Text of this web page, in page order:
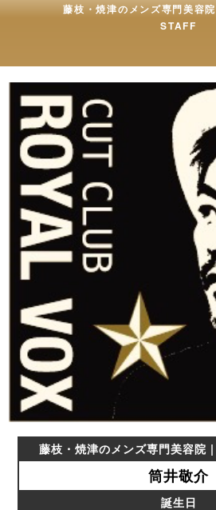
藤枝・焼津のメンズ専門美容
STAFF
藤枝・焼津のメンズ専門美容院
筒井敬介
誕生日